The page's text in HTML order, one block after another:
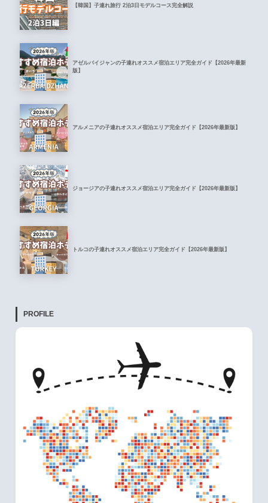
【韓国】子連れ旅行 2泊3日モデルコース完全解説
アゼルバイジャンの子連れオススメ宿泊エリア完全ガイド【2026年最新
版】
アルメニアの子連れオススメ宿泊エリア完全ガイド【2026年最新版】
ジョージアの子連れオススメ宿泊エリア完全ガイド【2026年最新版】
トルコの子連れオススメ宿泊エリア完全ガイド【2026年最新版】
PROFILE